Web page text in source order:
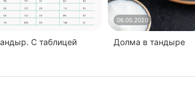
С таблицей
06.05.2020
​Долма в тандыре